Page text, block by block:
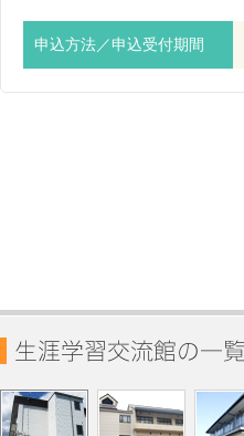
申込方法／申込受付期間